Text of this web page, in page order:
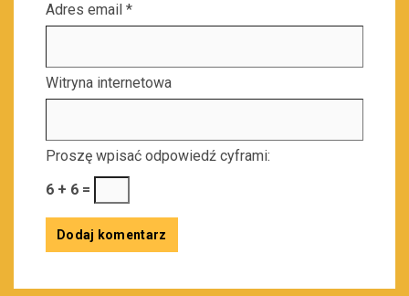
Adres email *
Witryna internetowa
Proszę wpisać odpowiedź cyframi:
6 + 6 =